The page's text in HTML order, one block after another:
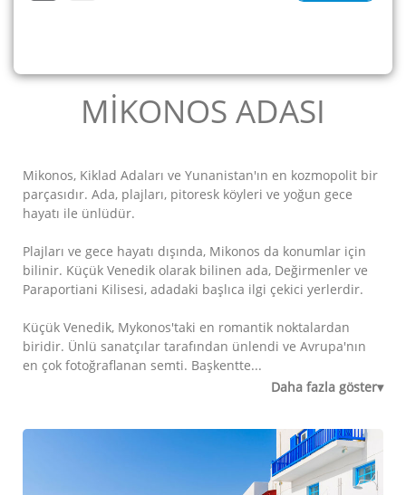
MİKONOS ADASI
Mikonos, Kiklad Adaları ve Yunanistan'ın en kozmopolit bir
parçasıdır. Ada, plajları, pitoresk köyleri ve yoğun gece
hayatı ile ünlüdür.
Plajları ve gece hayatı dışında, Mikonos da konumlar için
bilinir. Küçük Venedik olarak bilinen ada, Değirmenler ve
Paraportiani Kilisesi, adadaki başlıca ilgi çekici yerlerdir.
Küçük Venedik, Mykonos'taki en romantik noktalardan
biridir. Ünlü sanatçılar tarafından ünlendi ve Avrupa'nın
en çok fotoğraflanan semti. Başkentte...
Daha fazla göster▾